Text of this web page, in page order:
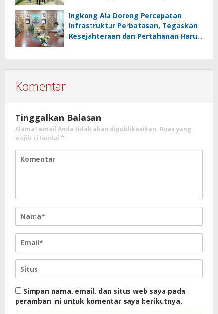
Ingkong Ala Dorong Percepatan
Infrastruktur Perbatasan, Tegaskan
Kesejahteraan dan Pertahanan Harus
Komentar
Tinggalkan Balasan
Alamat email Anda tidak akan dipublikasikan. Ruas yang
wajib ditandai *
Simpan nama, email, dan situs web saya pada
peramban ini untuk komentar saya berikutnya.